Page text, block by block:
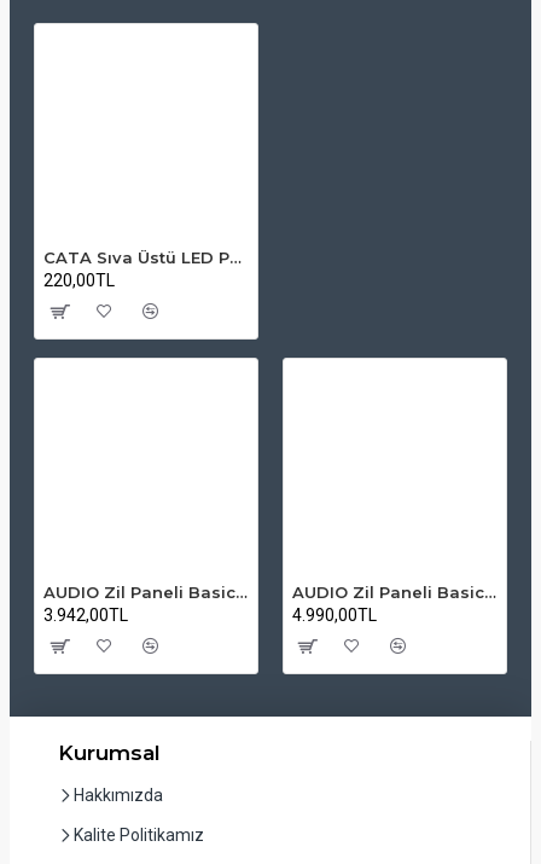
CATA Sıva Üstü LED Panel Yuvarlak Beyaz Kasa Beyaz Işık 18W
220,00TL
AUDIO Zil Paneli Basic Hpli Çift Buton 14'lü Sesli Apartman Diafon Kapı Paneli
3.942,00TL
AUDIO Zil Paneli Basic Hpli Çift Buton 20'li Sesli Apartman Diafon Kapı Paneli
4.990,00TL
Kurumsal
Hakkımızda
Kalite Politikamız